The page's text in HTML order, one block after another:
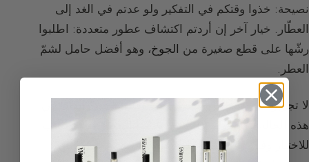
نصيحة: خذوا وقتكم في التفكير ولو عدتم في الغد إلى
العطّار. خيار آخر إن أردتم اكتشاف عطور متعددة: اطلبوا
رشّها على قطع صغيرة من الجوخ، وهو أفضل حامل لشمّ
العطر.
لا تجرّبوا أبداً أكثر من عطرَين في وقت واحد، وابدأوا في
هذه الحالة بالأخف من الاثنين. تجنّبوا التعطّر قبل الذهاب
للاختبار وفضّلوا الصباح على المساء، حاسة شمّكم أكثر